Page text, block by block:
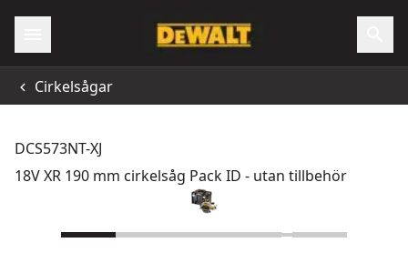
Cirkelsågar
DCS573NT-XJ
18V XR 190 mm cirkelsåg Pack ID - utan tillbehör